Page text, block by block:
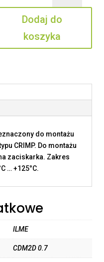
0.7
Dodaj do
koszyka
do montażu
CRIMP. Do montażu
zaciskarka. Zakres
… +125°C.
ILME
CDM2D 0.7